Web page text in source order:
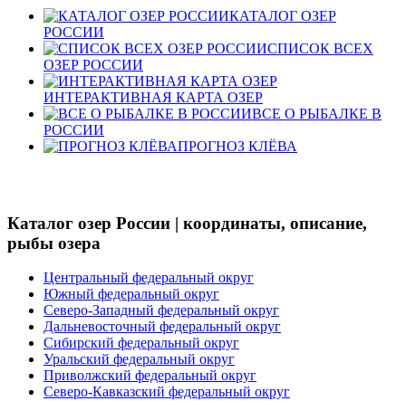
КАТАЛОГ ОЗЕР
РОССИИ
СПИСОК ВСЕХ
ОЗЕР РОССИИ
ИНТЕРАКТИВНАЯ КАРТА ОЗЕР
ВСЕ О РЫБАЛКЕ В
РОССИИ
ПРОГНОЗ КЛЁВА
Каталог озер России | координаты, описание,
рыбы озера
Центральный федеральный округ
Южный федеральный округ
Северо-Западный федеральный округ
Дальневосточный федеральный округ
Сибирский федеральный округ
Уральский федеральный округ
Приволжский федеральный округ
Северо-Кавказский федеральный округ